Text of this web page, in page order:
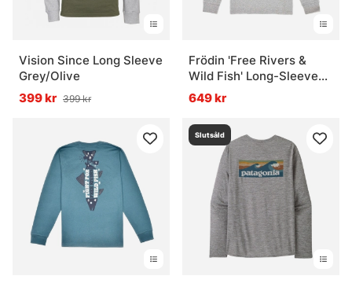
Vision Since Long Sleeve
Grey/Olive
399 kr 399 kr
Frödin 'Free Rivers &
Wild Fish' Long-Sleeve
T-Shirt - Heather Grey
649 kr
Slutsåld